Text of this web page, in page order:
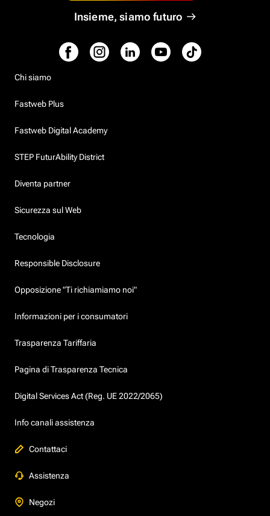
Insieme, siamo futuro
Chi siamo
Fastweb Plus
Fastweb Digital Academy
STEP FuturAbility District
Diventa partner
Sicurezza sul Web
Tecnologia
Responsible Disclosure
Opposizione "Ti richiamiamo noi"
Informazioni per i consumatori
Trasparenza Tariffaria
Pagina di Trasparenza Tecnica
Digital Services Act (Reg. UE 2022/2065)
Info canali assistenza
Contattaci
Assistenza
Negozi